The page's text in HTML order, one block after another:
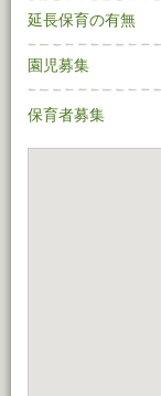
延長保育の有無
園児募集
保育者募集